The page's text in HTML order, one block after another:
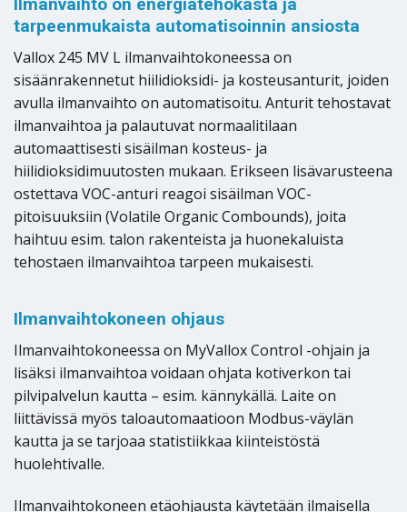
Ilmanvaihto on energiatehokasta ja
tarpeenmukaista automatisoinnin ansiosta
Vallox 245 MV L ilmanvaihtokoneessa on
sisäänrakennetut hiilidioksidi- ja kosteusanturit, joiden
avulla ilmanvaihto on automatisoitu. Anturit tehostavat
ilmanvaihtoa ja palautuvat normaalitilaan
automaattisesti sisäilman kosteus- ja
hiilidioksidimuutosten mukaan. Erikseen lisävarusteena
ostettava VOC-anturi reagoi sisäilman VOC-
pitoisuuksiin (Volatile Organic Combounds), joita
haihtuu esim. talon rakenteista ja huonekaluista
tehostaen ilmanvaihtoa tarpeen mukaisesti.
Ilmanvaihtokoneen ohjaus
Ilmanvaihtokoneessa on MyVallox Control -ohjain ja
lisäksi ilmanvaihtoa voidaan ohjata kotiverkon tai
pilvipalvelun kautta – esim. kännykällä. Laite on
liittävissä myös taloautomaatioon Modbus-väylän
kautta ja se tarjoaa statistiikkaa kiinteistöstä
huolehtivalle.
Ilmanvaihtokoneen etäohjausta käytetään ilmaisella